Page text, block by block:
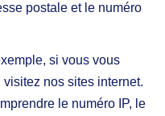
postale et le numéro
si vous vous
nos sites internet.
le numéro IP, le